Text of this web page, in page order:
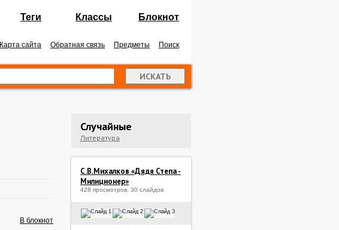
Теги Классы Блокнот
Карта сайта Обратная связь Предметы Поиск
В блокнот
Случайные
Литература
С.В.Михалков «Дядя Степа -
Милиционер»
428 просмотров, 30 слайдов